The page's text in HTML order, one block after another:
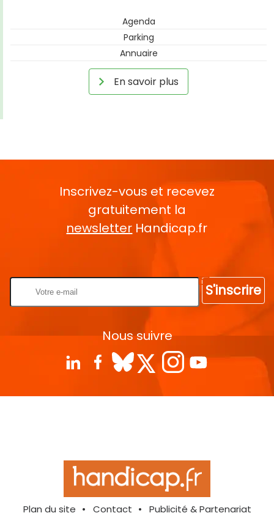
Agenda
Parking
Annuaire
En savoir plus
Inscrivez-vous et recevez
gratuitement la
newsletter Handicap.fr
S'inscrire
Nous suivre
Plan du site Contact
Publicité & Partenariat